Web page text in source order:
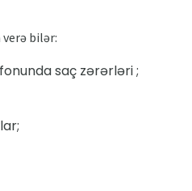
bilər:
saç zərərləri ;